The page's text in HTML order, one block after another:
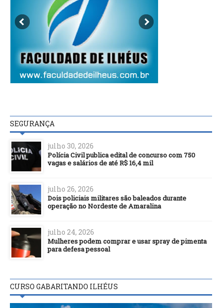
SEGURANÇA
julho 30, 2026
Polícia Civil publica edital de concurso com 750
vagas e salários de até R$ 16,4 mil
julho 26, 2026
Dois policiais militares são baleados durante
operação no Nordeste de Amaralina
julho 24, 2026
Mulheres podem comprar e usar spray de pimenta
para defesa pessoal
CURSO GABARITANDO ILHÉUS